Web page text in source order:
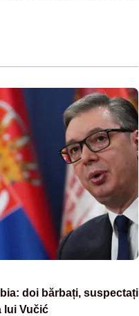
doi bărbați, suspectați
lui Vučić